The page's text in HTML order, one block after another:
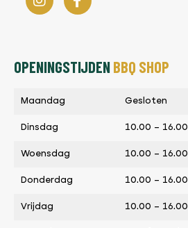
OPENINGSTIJDENBBQ SHOP
Maandag Gesloten
Dinsdag 10.00 – 16.00
Woensdag 10.00 – 16.00
Donderdag 10.00 – 16.00
Vrijdag 10.00 – 16.00